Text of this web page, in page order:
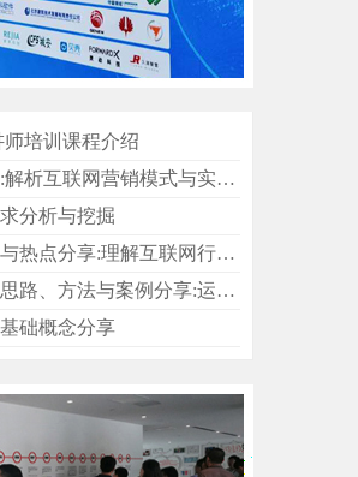
培训课程介绍
周则康老师:营销之道:解析互联网营销模式与实战案例应用——塑造认同-搭建社群-扩大盈利
分析与挖掘
岳峰老师:互联网案例与热点分享:理解互联网行业底层逻辑
岳峰老师:互联网运营思路、方法与案例分享:运营造就优秀的互联网产品和企业
础概念分享